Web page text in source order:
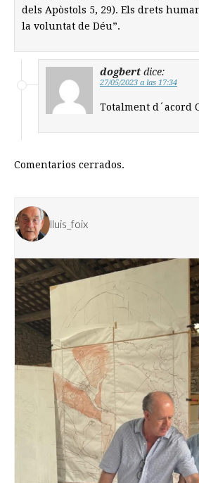
dels Apòstols 5, 29). Els drets
la voluntat de Déu”.
dogbert dice:
27/05/2023 a las 17:34
Totalment d´acord
Comentarios cerrados.
lluis_foix